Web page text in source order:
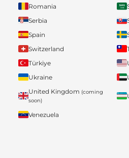
Romania
Serbia
Spain
Switzerland
Türkiye
Ukraine
United Kingdom (coming
soon)
Venezuela